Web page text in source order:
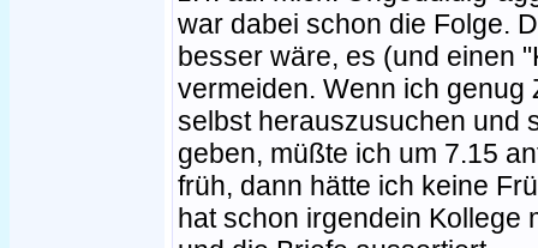
war dabei schon die Folge.
besser wäre, es (und einen
vermeiden. Wenn ich genug
selbst herauszusuchen und
geben, müßte ich um 7.15
früh, dann hätte ich keine
hat schon irgendein Kollege